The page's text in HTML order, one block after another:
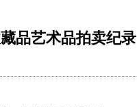
品艺术品拍卖纪录